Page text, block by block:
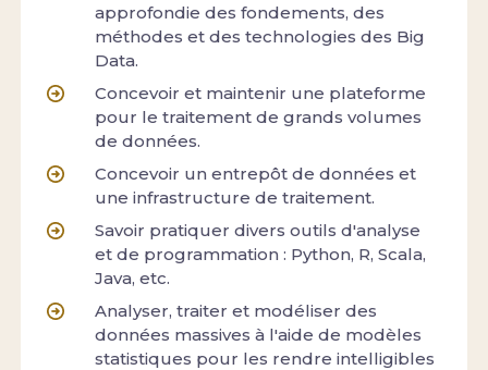
approfondie des fondements, des
méthodes et des technologies des Big
Data.
Concevoir et maintenir une plateforme
pour le traitement de grands volumes
de données.
Concevoir un entrepôt de données et
une infrastructure de traitement.
Savoir pratiquer divers outils d'analyse
et de programmation : Python, R, Scala,
Java, etc.
Analyser, traiter et modéliser des
données massives à l'aide de modèles
statistiques pour les rendre intelligibles